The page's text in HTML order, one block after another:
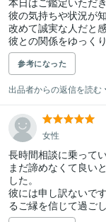
彼の気持ちや状況が
改めて誠実な人だと
彼との関係をゆっく
参考になった
出品者からの返信を読む
女性
長時間相談に乗って
まだ諦めなくて良い
した。
彼には申し訳ないで
るご縁を信じて過ご